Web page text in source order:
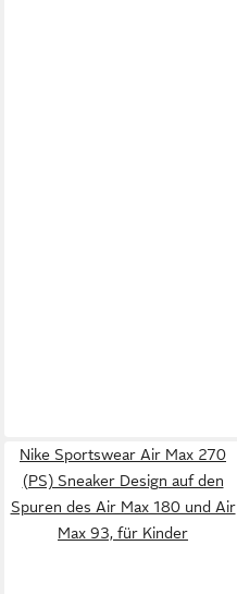
Nike Sportswear Air Max 270
(PS) Sneaker Design auf den
Spuren des Air Max 180 und Air
Max 93, für Kinder